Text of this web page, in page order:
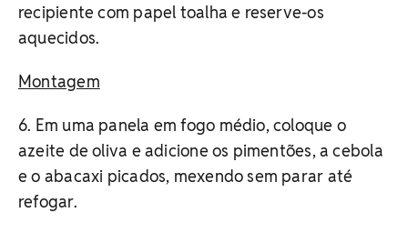
recipiente com papel toalha e reserve-os
aquecidos.
Montagem
6. Em uma panela em fogo médio, coloque o
azeite de oliva e adicione os pimentões, a cebola
e o abacaxi picados, mexendo sem parar até
refogar.